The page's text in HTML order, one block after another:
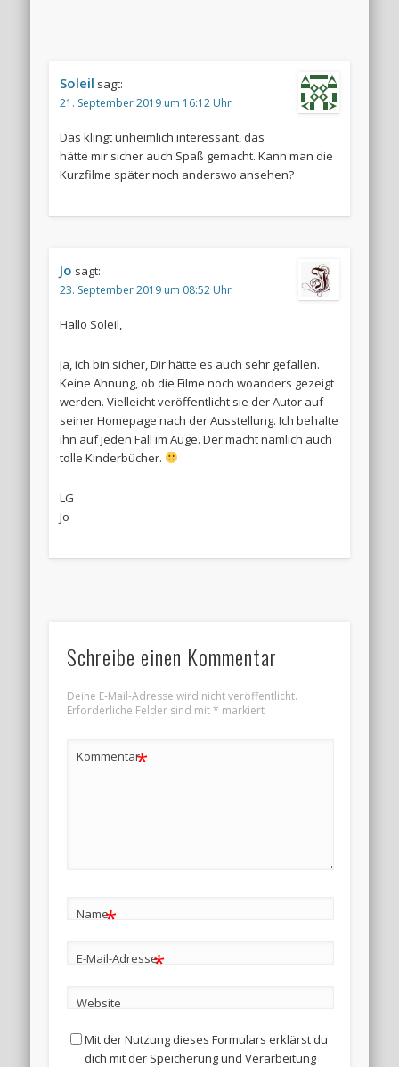
Soleil sagt:
21. September 2019 um 16:12 Uhr
Das klingt unheimlich interessant, das
hätte mir sicher auch Spaß gemacht. Kann man die
Kurzfilme später noch anderswo ansehen?
Jo sagt:
23. September 2019 um 08:52 Uhr
Hallo Soleil,
ja, ich bin sicher, Dir hätte es auch sehr gefallen.
Keine Ahnung, ob die Filme noch woanders gezeigt
werden. Vielleicht veröffentlicht sie der Autor auf
seiner Homepage nach der Ausstellung. Ich behalte
ihn auf jeden Fall im Auge. Der macht nämlich auch
tolle Kinderbücher.
LG
Jo
Schreibe einen Kommentar
Deine E-Mail-Adresse wird nicht veröffentlicht.
Erforderliche Felder sind mit* markiert
Kommentar*
Name*
E-Mail-Adresse*
Website
Mit der Nutzung dieses Formulars erklärst du
dich mit der Speicherung und Verarbeitung